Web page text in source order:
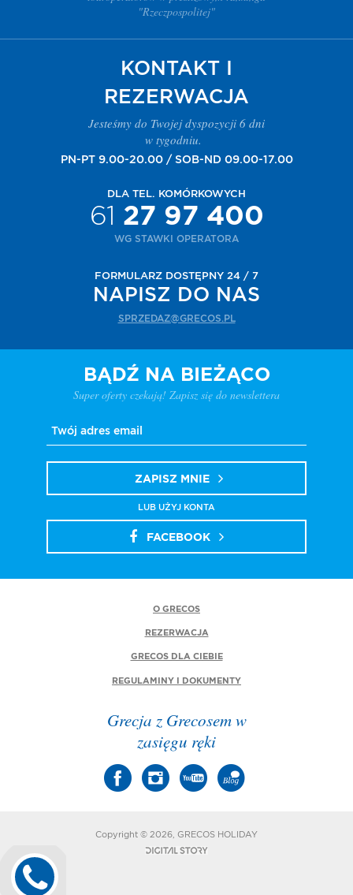
"Rzeczpospolitej"
KONTAKT I
REZERWACJA
Jesteśmy do Twojej dyspozycji 6 dni
w tygodniu.
PN-PT 9.00-20.00 / SOB-ND 09.00-17.00
DLA TEL. KOMÓRKOWYCH
61 27 97 400
WG STAWKI OPERATORA
FORMULARZ DOSTĘPNY 24 / 7
NAPISZ DO NAS
SPRZEDAZ@GRECOS.PL
BĄDŹ NA BIEŻĄCO
Super oferty czekają! Zapisz się do newslettera
ZAPISZ MNIE
LUB UŻYJ KONTA
FACEBOOK
O GRECOS
REZERWACJA
GRECOS DLA CIEBIE
REGULAMINY I DOKUMENTY
Grecja z Grecosem w
zasięgu ręki
Copyright © 2026, GRECOS HOLIDAY